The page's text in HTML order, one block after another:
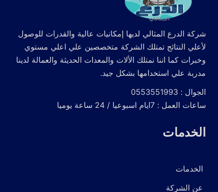
شركة الدرع المثالي لديها إمكانيات عالية والقدرات للوصول
لأعلي النتائج تمتلك الشركة متخصصين علي اعلي مستوي
وخبرات كما اننا نمتلك الألات والمعدات الحديثة والعمالة لدينا
مدربة علي استخدامها بشكل جيد.
الجوال : 0553551993
ساعات العمل : 7ايام اسبوعيا / 24 ساعة يوميا
الخدمات
الخدمات
عن الشركة